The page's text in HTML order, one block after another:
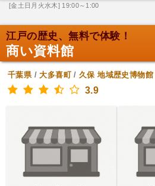
[金土日月火水木] 19:00～1:00
江戸の歴史、無料で体験！
商い資料館
千葉県/大多喜町/久保 地域歴史博物館
3.9